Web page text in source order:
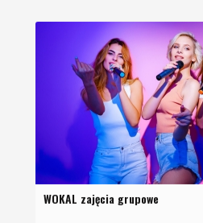
WOKAL zajęcia grupowe